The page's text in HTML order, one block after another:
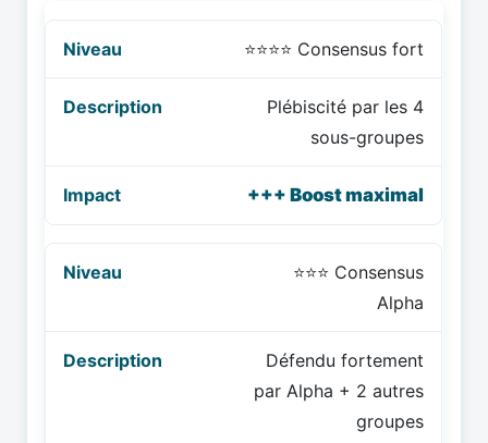
⭐⭐⭐⭐ Consensus fort
Plébiscité par les 4
sous-groupes
+++ Boost maximal
⭐⭐⭐ Consensus
Alpha
Défendu fortement
par Alpha + 2 autres
groupes